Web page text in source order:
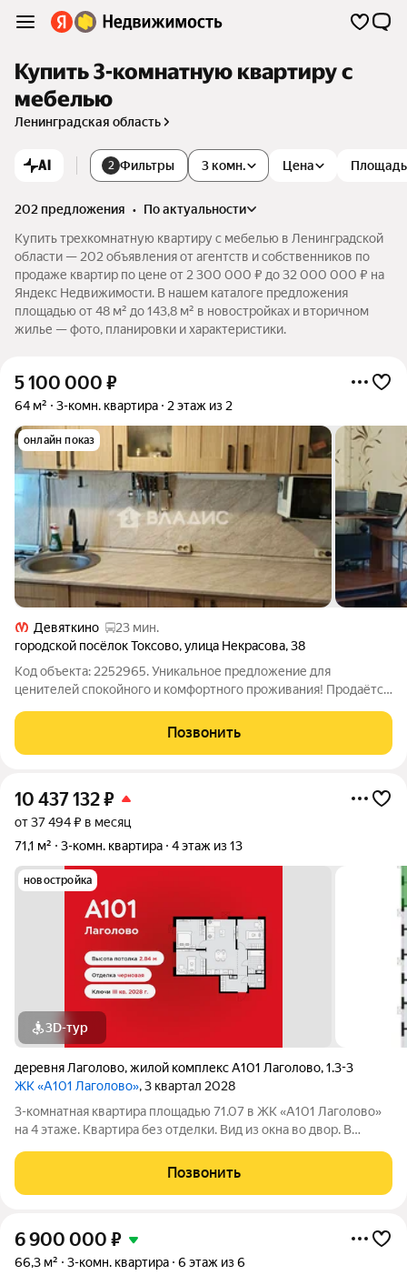
Купить 3-комнатную квартиру с
мебелью
Ленинградская область
AI 2 Фильтры 3 комн. Цена Площадь
202 предложения •
по актуальности
Купить трехкомнатную квартиру с мебелью в Ленинградской
области — 202 объявления от агентств и собственников по
продаже квартир по цене от 2 300 000 ₽ до 32 000 000 ₽ на
Яндекс Недвижимости. В нашем каталоге предложения
площадью от 48 м² до 143,8 м² в новостройках и вторичном
жилье — фото, планировки и характеристики.
5 100 000 ₽
64 м² 3-комн. квартира 2 этаж из 2
онлайн показ
Девяткино
23 мин.
городской посёлок Токсово,улица Некрасова,38
Код объекта: 2252965. Уникальное предложение для
ценителей спокойного и комфортного проживания! Продаётся
адресу улица Некрасова, 38. Эта просторная квартира общей
площадью 64 кв. м расположена
Позвонить
10 437 132₽
от 37 494 ₽ в месяц
71,1 м²
3-комн. квартира 4 этаж из 13
новостройка
3D-тур
деревня Лаголово,жилой комплекс А101 Лаголово,1.3-3
ЖК «А101 Лаголово», 3 квартал 2028
3-комнатная квартира площадью 71.07 в ЖК «А101 Лаголово»
на 4 этаже. Квартира без отделки. Вид из окна во двор. В
Квартира передается без отделки. Благодаря тому, что в
данном типе отделки стены не
Позвонить
6 900 000 ₽
66,3 м² 3-комн. квартира 6 этаж из 6